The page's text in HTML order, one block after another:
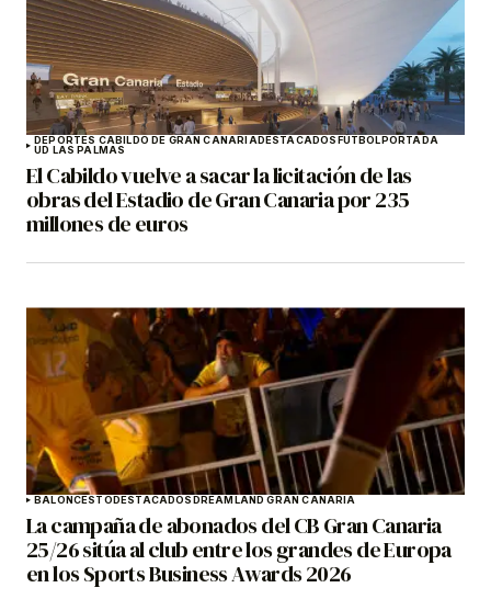
DEPORTES CABILDO DE GRAN CANARIADESTACADOS FÚTBOL PORTADA
UD LAS PALMAS
El Cabildo vuelve a sacar la licitación de las
obras del Estadio de Gran Canaria por 235
millones de euros
BALONCESTO DESTACADOS DREAMLAND GRAN CANARIA
La campaña de abonados del CB Gran Canaria
25/26 sitúa al club entre los grandes de Europa
en los Sports Business Awards 2026